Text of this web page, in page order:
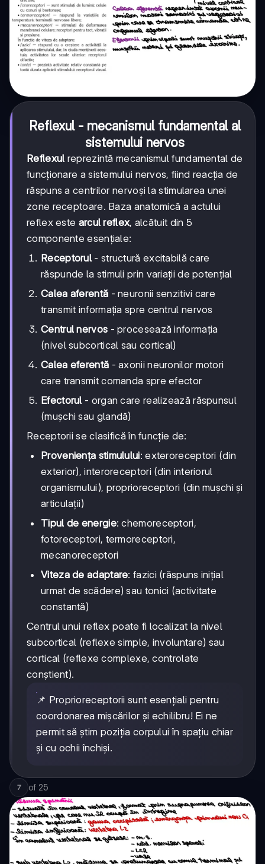
Reflexul - mecanismul fundamental al
sistemului nervos
Reflexul reprezintă mecanismul fundamental de
funcționare a sistemului nervos, fiind reacția de
răspuns a centrilor nervoși la stimularea unei
zone receptoare. Baza anatomică a actului
reflex este arcul reflex, alcătuit din 5
componente esențiale:
Receptorul - structură excitabilă care
răspunde la stimuli prin variații de potențial
Calea aferentă - neuronii senzitivi care
transmit informația spre centrul nervos
Centrul nervos - procesează informația
(nivel subcortical sau cortical)
Calea eferentă - axonii neuronilor motori
care transmit comanda spre efector
Efectorul - organ care realizează răspunsul
(mușchi sau glandă)
Receptorii se clasifică în funcție de:
Proveniența stimulului: exteroreceptori (din
exterior), interoreceptori (din interiorul
organismului), proprioreceptori (din mușchi și
articulații)
Tipul de energie: chemoreceptori,
fotoreceptori, termoreceptori,
mecanoreceptori
Viteza de adaptare: fazici (răspuns inițial
urmat de scădere) sau tonici (activitate
constantă)
Centrul unui reflex poate fi localizat la nivel
subcortical (reflexe simple, involuntare) sau
cortical (reflexe complexe, controlate
conștient).
📌 Proprioreceptorii sunt esențiali pentru
coordonarea mișcărilor și echilibru! Ei ne
permit să știm poziția corpului în spațiu chiar
și cu ochii închiși.
7 of 25